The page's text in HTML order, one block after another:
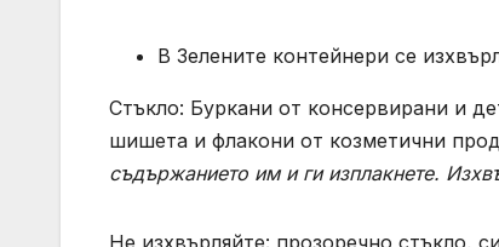
В Зелените контейнери се
Стъкло: Буркани от консервирани и
шишета и флакони от козметични
съдържанието им и ги изплакнете.
Не изхвърляйте: прозоречно стъкло,